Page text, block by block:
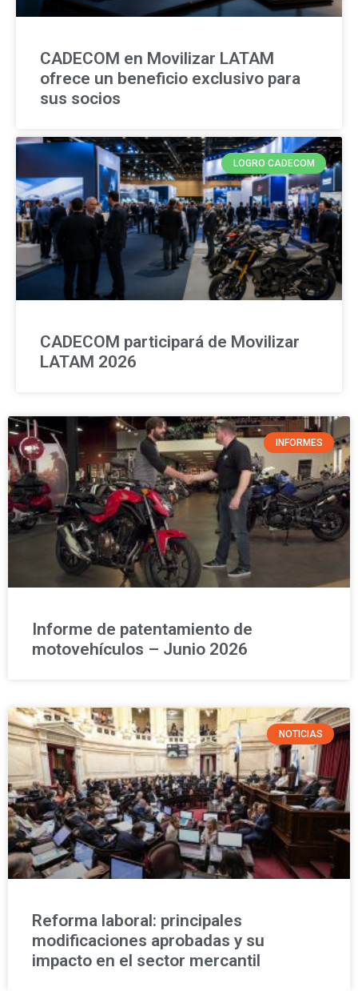
CADECOM en Movilizar LATAM
ofrece un beneficio exclusivo para
sus socios
LOGRO CADECOM
CADECOM participará de Movilizar
LATAM 2026
INFORMES
Informe de patentamiento de
motovehículos – Junio 2026
NOTICIAS
Reforma laboral: principales
modificaciones aprobadas y su
impacto en el sector mercantil